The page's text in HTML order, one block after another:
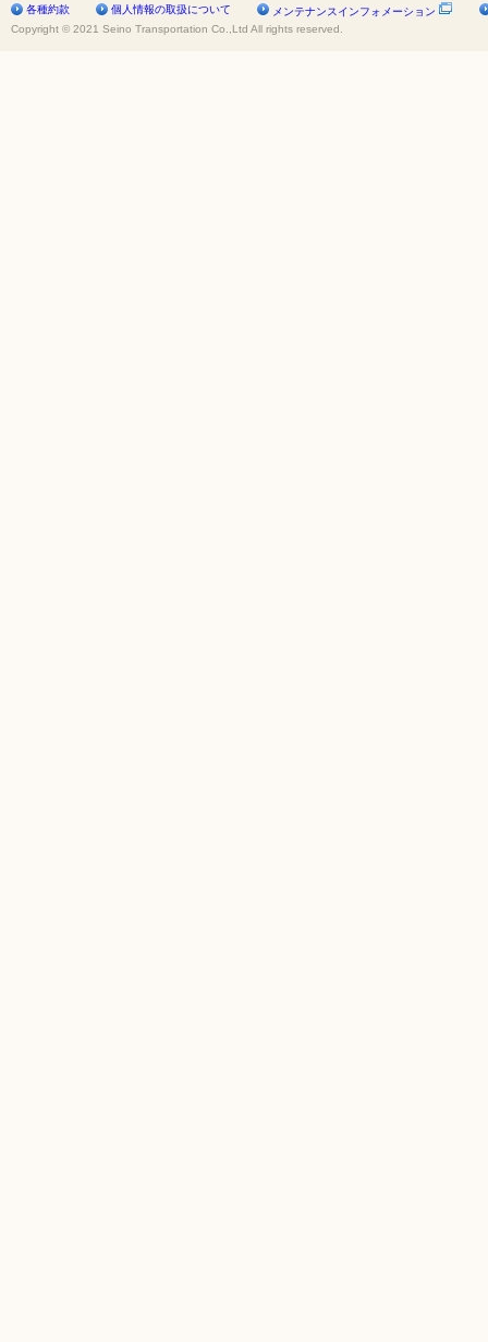
各種約款 個人情報の取扱について
メンテナンスインフォメーション
Copyright © 2021 Seino Transportation Co.,Ltd All rights reserved.